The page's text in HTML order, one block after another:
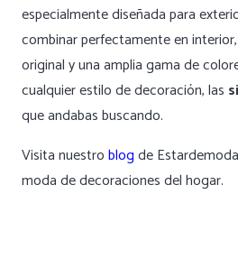
especialmente diseñada para
combinar perfectamente en
original y una amplia gama de
cualquier estilo de decoración, las
que andabas buscando.
Visita nuestroblogde
moda de decoraciones del hogar.